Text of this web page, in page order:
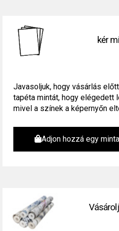
kér
Javasoljuk, hogy vásárlás
tapéta mintát, hogy elégedett
mivel a színek a képernyőn
Adjon hozzá egy